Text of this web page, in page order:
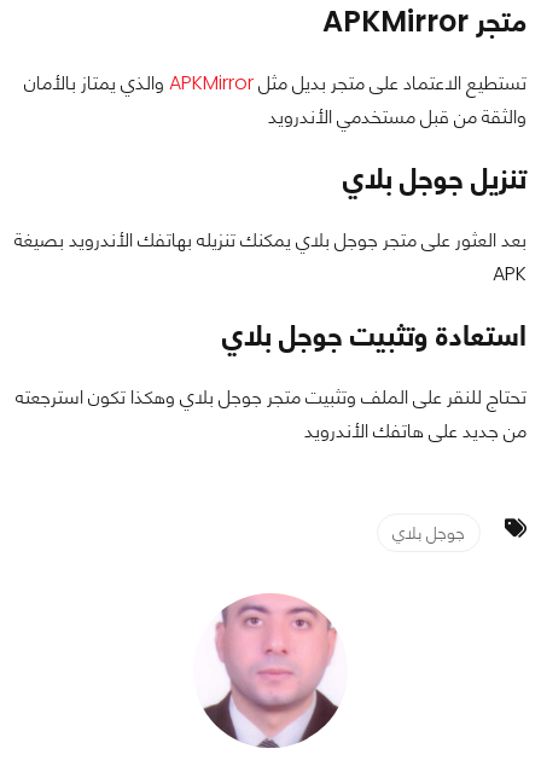
متجر APKMirror
تستطيع الاعتماد على متجر بديل مثلAPKMirror والذي يمتاز بالأمان
والثقة من قبل مستخدمي الأندرويد
تنزيل جوجل بلاي
بعد العثور على متجر جوجل بلاي يمكنك تنزيله بهاتفك الأندرويد بصيغة
APK
استعادة وتثبيت جوجل بلاي
تحتاج للنقر على الملف وتثبيت متجر جوجل بلاي وهكذا تكون استرجعته
من جديد على هاتفك الأندرويد
جوجل بلاي